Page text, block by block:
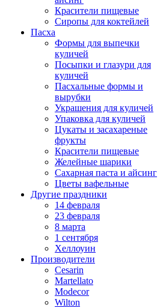
Красители пищевые
Сиропы для коктейлей
Пасха
Формы для выпечки
куличей
Посыпки и глазури для
куличей
Пасхальные формы и
вырубки
Украшения для куличей
Упаковка для куличей
Цукаты и засахареные
фрукты
Красители пищевые
Желейные шарики
Сахарная паста и айсинг
Цветы вафельные
Другие праздники
14 февраля
23 февраля
8 марта
1 сентября
Хеллоуин
Производители
Cesarin
Martellato
Modecor
Wilton